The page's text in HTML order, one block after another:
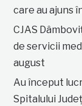
care au ajuns
CJAS
de servicii
august
Au început
Spitalului